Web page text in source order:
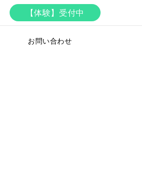
【体験】受付中
お問い合わせ